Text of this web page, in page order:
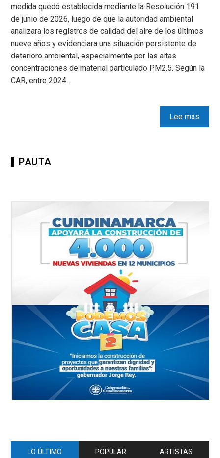
medida quedó establecida mediante la Resolución 191
de junio de 2026, luego de que la autoridad ambiental
analizara los registros de calidad del aire de los últimos
nueve años y evidenciara una situación persistente de
deterioro ambiental, especialmente por las altas
concentraciones de material particulado PM2.5. Según la
CAR, entre 2024…
Lee más
PAUTA
LO ÚLTIMO POPULAR ARTISTAS